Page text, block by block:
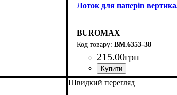
Лоток для паперів
BUROMAX
BM.6353-38
215.00грн
Швидкий перегляд